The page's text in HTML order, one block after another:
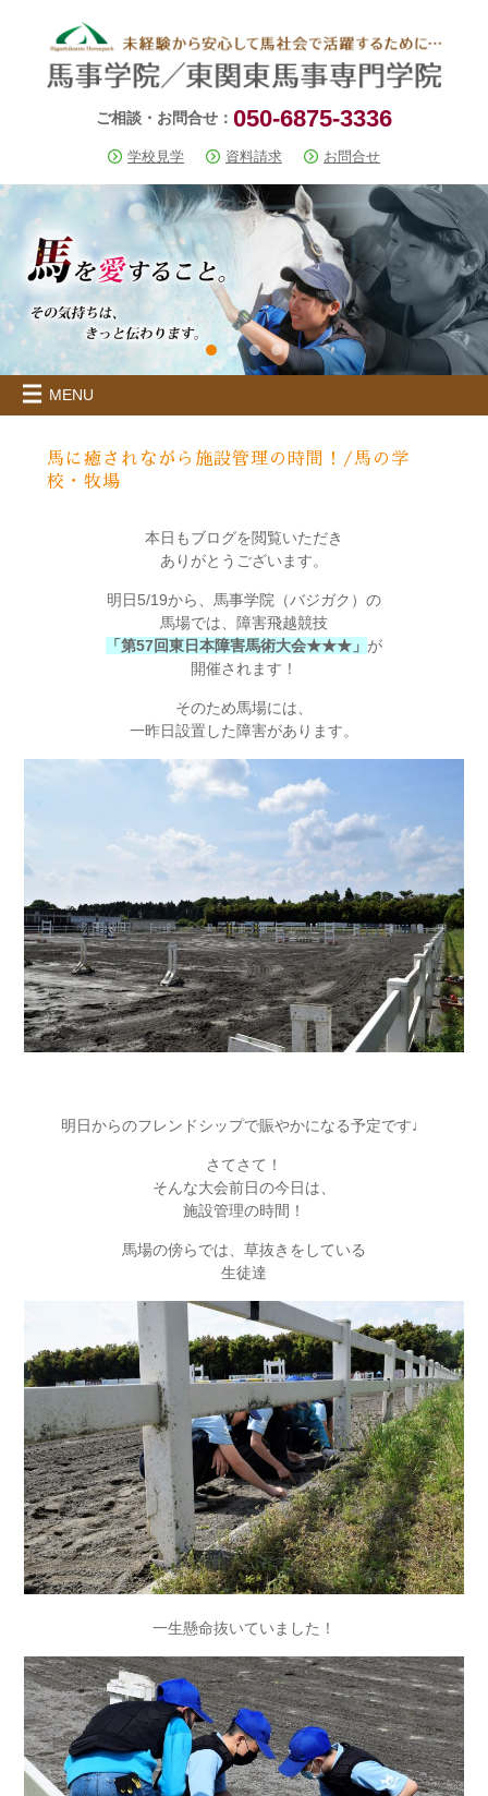
ご相談・お問合せ： 050-6875-3336
学校見学 資料請求 お問合せ
MENU
馬に癒されながら施設管理の時間！/馬の学
校・牧場
本日もブログを閲覧いただき
ありがとうございます。
明日5/19から、馬事学院（バジガク）の
馬場では、障害飛越競技
「第57回東日本障害馬術大会★★★」 が
開催されます！
そのため馬場には、
一昨日設置した障害があります。
明日からのフレンドシップで賑やかになる予定です♩
さてさて！
そんな大会前日の今日は、
施設管理の時間！
馬場の傍らでは、草抜きをしている
生徒達
一生懸命抜いていました！